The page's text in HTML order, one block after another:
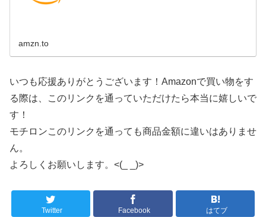
amzn.to
いつも応援ありがとうございます！Amazonで買い物をす
る際は、このリンクを通っていただけたら本当に嬉しいで
す！
モチロンこのリンクを通っても商品金額に違いはありませ
ん。
よろしくお願いします。<(_ _)>
Twitter Facebook はてブ